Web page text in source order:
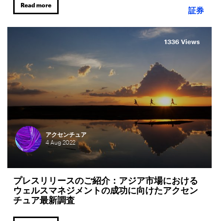
Read more
証券
アクセンチュア
4 Aug2022
プレスリリースのご紹介：アジア市場における
ウェルスマネジメントの成功に向けたアクセン
チュア最新調査
1336 Views